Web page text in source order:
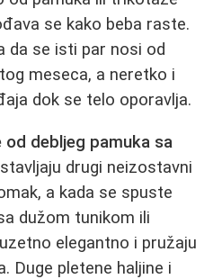
se kako beba raste.
da se isti par nosi od
meseca, a neretko i
dok se telo oporavlja.
od debljeg pamuka sa
drugi neizostavni
a kada se spuste
dužom tunikom ili
elegantno i pružaju
Duge pletene haljine i